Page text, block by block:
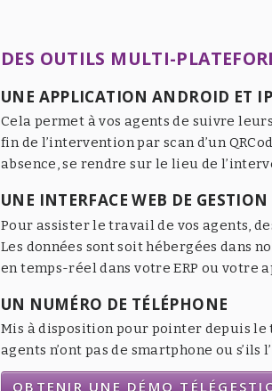
DES OUTILS MULTI-
UNE APPLICATION ANDROID ET
Cela permet à vos agents de suivre
fin de l’intervention par scan d’un
absence, se rendre sur le lieu de
UNE INTERFACE WEB DE
Pour assister le travail de vos agents,
Les données sont soit hébergées dans
en temps-réel dans votre ERP ou votre
UN NUMÉRO DE TÉLÉPHONE
Mis à disposition pour pointer depuis le
agents n’ont pas de smartphone ou s’ils
OBTENIR UNE DÉMO